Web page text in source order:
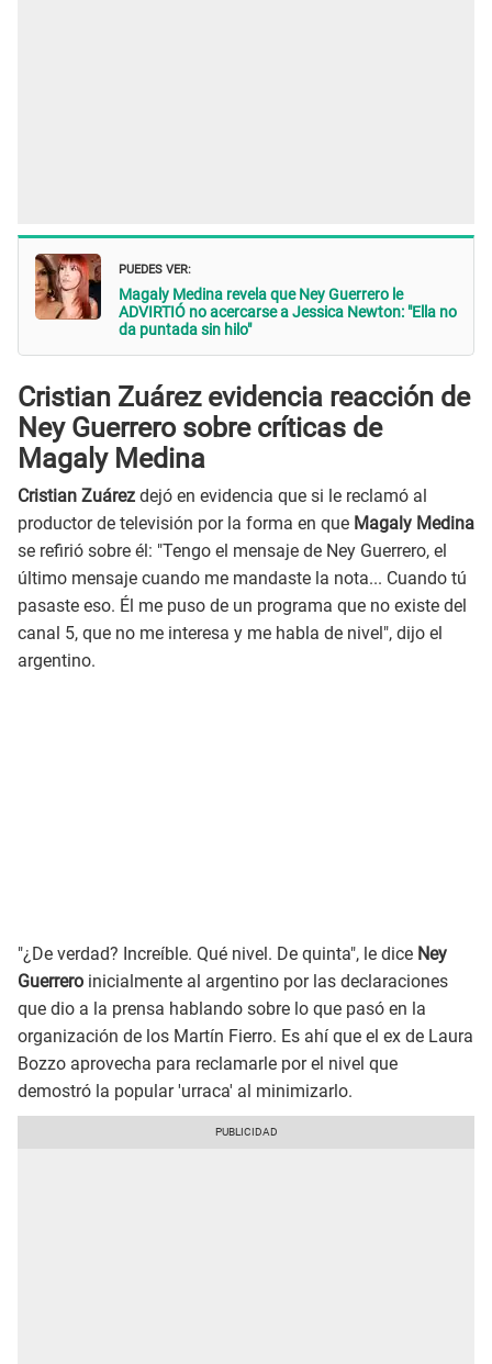
PUEDES VER:
Magaly Medina revela que Ney Guerrero le
ADVIRTIÓ no acercarse a Jessica Newton: "Ella no
da puntada sin hilo"
Cristian Zuárez evidencia reacción de
Ney Guerrero sobre críticas de
Magaly Medina
Cristian Zuárez dejó en evidencia que si le reclamó al
productor de televisión por la forma en que Magaly Medina
se refirió sobre él: "Tengo el mensaje de Ney Guerrero, el
último mensaje cuando me mandaste la nota... Cuando tú
pasaste eso. Él me puso de un programa que no existe del
canal 5, que no me interesa y me habla de nivel", dijo el
argentino.
"¿De verdad? Increíble. Qué nivel. De quinta", le dice Ney
Guerrero inicialmente al argentino por las declaraciones
que dio a la prensa hablando sobre lo que pasó en la
organización de los Martín Fierro. Es ahí que el ex de Laura
Bozzo aprovecha para reclamarle por el nivel que
demostró la popular 'urraca' al minimizarlo.